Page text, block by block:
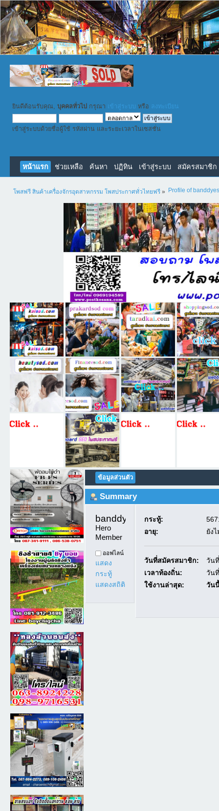
ยินดีต้อนรับคุณ, บุคคลทั่วไป กรุณา เข้าสู่ระบบ หรือ ลงทะเบียน
เข้าสู่ระบบด้วยชื่อผู้ใช้ รหัสผ่าน และระยะเวลาในเซสชั่น
หน้าแรก ช่วยเหลือ ค้นหา ปฏิทิน เข้าสู่ระบบ สมัครสมาชิก
โพสฟรี สินค้าเครื่องจักรอุตสาหกรรม โพสประกาศทั่วไทยฟรี » Profile of
ข้อมูลส่วนตัว
Summary
banddyes1
Hero
Member
ออฟไลน์
แสดง
กระทู้
แสดงสถิติ
กระทู้:
อายุ:
ยัง
วันที่สมัครสมาชิก:
วัน
เวลาท้องถิ่น:
วัน
ใช้งานล่าสุด:
วัน